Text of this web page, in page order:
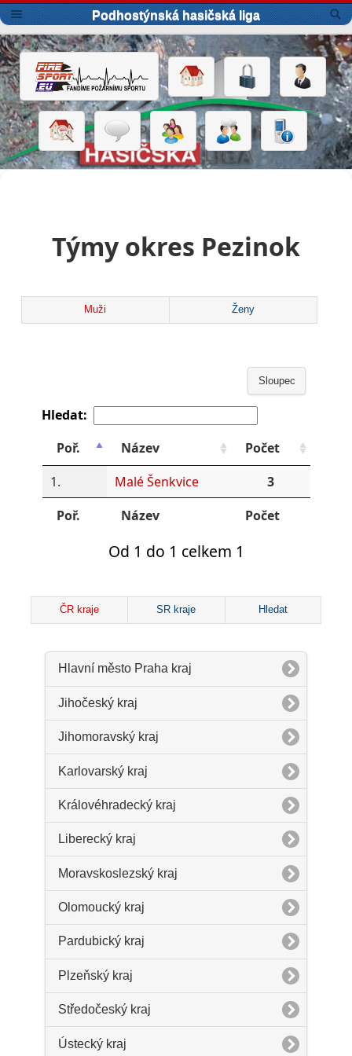
Podhostýnská hasičská liga
Týmy okres Pezinok
Muži Ženy
Sloupec
Hledat:
Poř.
Název
Počet
1.
Malé Šenkvice
3
Poř.
Název Počet
Od 1 do 1 celkem 1
ČR kraje SR kraje Hledat
Hlavní město Praha kraj
Jihočeský kraj
Jihomoravský kraj
Karlovarský kraj
Královéhradecký kraj
Liberecký kraj
Moravskoslezský kraj
Olomoucký kraj
Pardubický kraj
Plzeňský kraj
Středočeský kraj
Ústecký kraj